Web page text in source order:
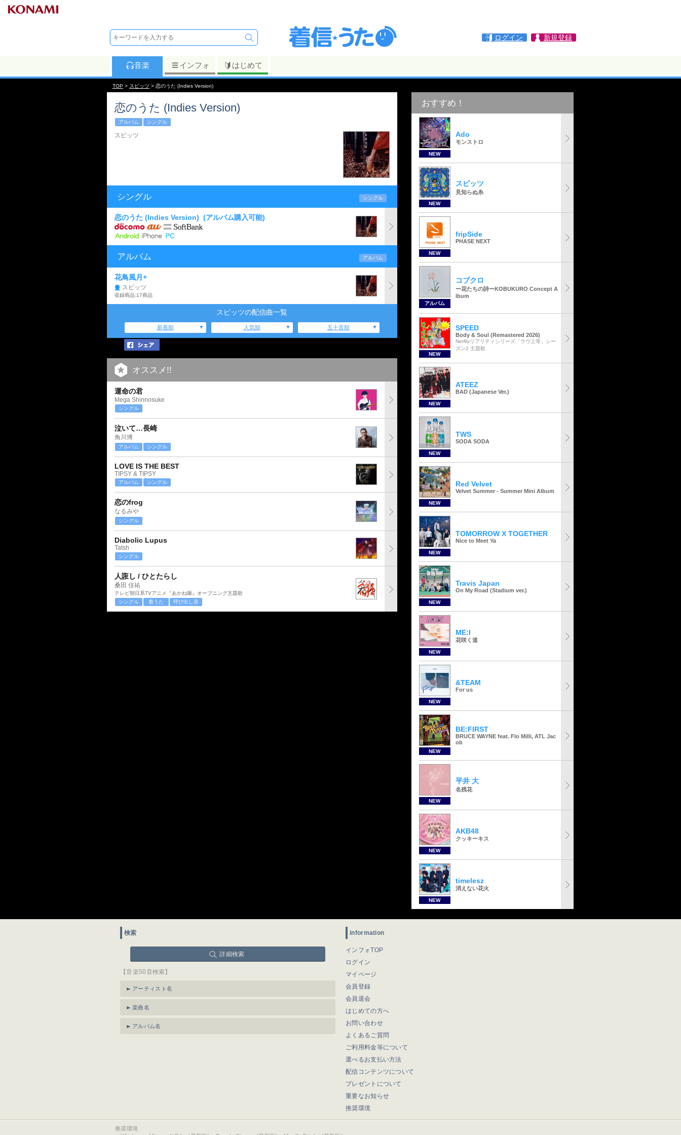
ログイン 新規登録
音楽 インフォ はじめて
TOP > スピッツ > 恋のうた (Indies Version)
恋のうた (Indies Version)
アルバム シングル
スピッツ
シングル シングル
恋のうた (Indies Version) (アルバム購入可能)
アルバム アルバム
花鳥風月+
スピッツ
収録商品:17商品
スピッツの配信曲一覧
新着順 人気順 五十音順
オススメ!!
運命の君
Mega Shinnosuke
シングル
泣いて…長崎
角川博
アルバム シングル
LOVE IS THE BEST
TIPSY & TIPSY
アルバム シングル
恋のfrog
なるみや
シングル
Diabolic Lupus
Tatsh
シングル
人誑し / ひとたらし
桑田 佳祐
テレビ朝日系TVアニメ『あかね噺』オープニング主題歌
シングル
着うた 呼び出し音
おすすめ！
NEW
Ado
モンストロ
NEW
スピッツ
見知らぬ糸
NEW
fripSide
PHASE NEXT
アルバム
コブクロ
ー花たちの詩ーKOBUKURO Concept A
lbum
NEW
SPEED
Body & Soul (Remastered 2026)
Netflixリアリティシリーズ「ラヴ上等」シー
ズン2 主題歌
NEW
ATEEZ
BAD (Japanese Ver.)
NEW
TWS
SODA SODA
NEW
Red Velvet
Velvet Summer - Summer Mini Album
NEW
TOMORROW X TOGETHER
Nice to Meet Ya
NEW
Travis Japan
On My Road (Stadium ver.)
NEW
ME:I
花咲く道
NEW
&TEAM
For us
NEW
BE:FIRST
BRUCE WAYNE feat. Flo Milli, ATL Jac
ob
NEW
平井 大
名残花
NEW
AKB48
クッキーキス
NEW
timelesz
消えない花火
検索
詳細検索
【音楽50音検索】
アーティスト名
楽曲名
アルバム名
information
インフォTOP
ログイン
マイページ
会員登録
会員退会
はじめての方へ
お問い合わせ
よくあるご質問
ご利用料金等について
選べるお支払い方法
配信コンテンツについて
プレゼントについて
重要なお知らせ
推奨環境
推奨環境